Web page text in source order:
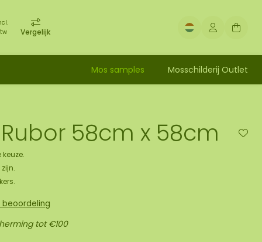
Vergelijk
Mos samples Mosschilderij Outlet
58cm x 58cm
beoordeling
tot €100